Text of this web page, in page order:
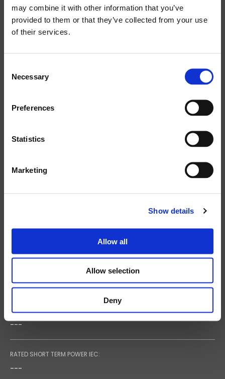
may combine it with other information that you’ve
provided to them or that they’ve collected from your use
of their services.
Selection
Necessary
Preferences
Statistics
Marketing
Show details
Allow all
Allow selection
Deny
Cerca
prodotti:
ABS / METAL
---
HIGH FREQUENCY:
---
RATED LONG TERM POWER (IEC):
---
RATED SHORT TERM POWER IEC:
---